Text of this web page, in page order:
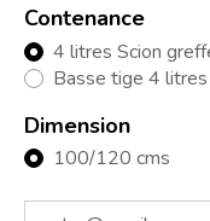
Contenance
4 litres Scion
Basse tige 4
Dimension
100/120 cms